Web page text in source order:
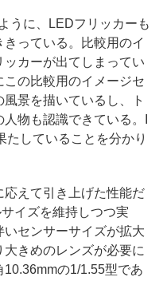
うに、LEDフリッカーも
っている。比較用のイ
ッカーが出てしまってい
の比較用のイメージセ
景を描いているし、ト
物も認識できている。I
たしていることを分かり
えて引き上げた性能だ
イズを維持しつつ実
センサーサイズが拡大
きめのレンズが必要に
の1/1.55型であ